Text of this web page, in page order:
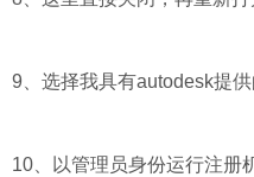
9、选择我具有autodesk提供
10、以管理员身份运行注册